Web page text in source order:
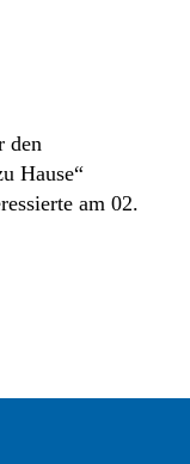
den
Hause“
am 02.